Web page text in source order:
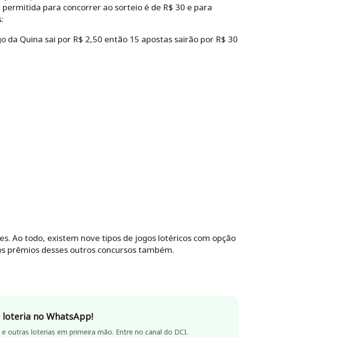
para concorrer ao sorteio é de R$ 30 e para
da Quina sai por R$ 2,50 então 15 apostas sairão por R$ 30
Ao todo, existem nove tipos de jogos lotéricos com opção
prêmios desses outros concursos também.
loteria no WhatsApp!
outras loterias em primeira mão. Entre no canal do DCI.